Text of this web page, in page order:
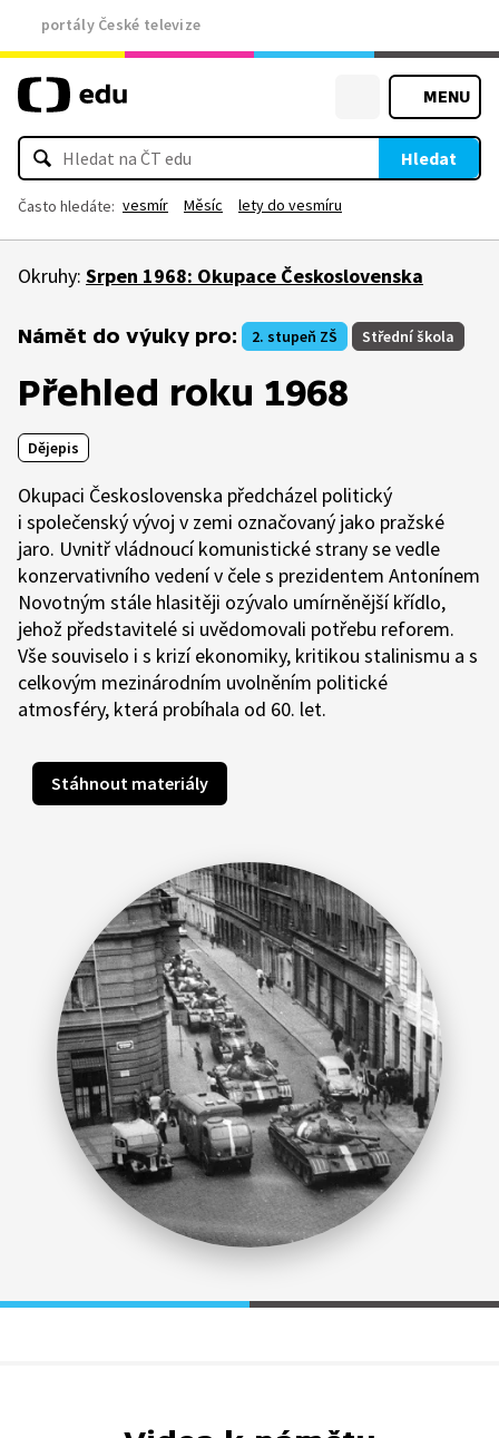
portály České televize
MENU
Hledat
Často hledáte: vesmír Měsíc lety do vesmíru
Okruhy: Srpen 1968: Okupace Československa
Námět do výuky pro: 2. stupeň ZŠ Střední škola
Přehled roku 1968
Dějepis
Okupaci Československa předcházel politický
i společenský vývoj v zemi označovaný jako pražské
jaro. Uvnitř vládnoucí komunistické strany se vedle
konzervativního vedení v čele s prezidentem Antonínem
Novotným stále hlasitěji ozývalo umírněnější křídlo,
jehož představitelé si uvědomovali potřebu reforem.
Vše souviselo i s krizí ekonomiky, kritikou stalinismu a s
celkovým mezinárodním uvolněním politické
atmosféry, která probíhala od 60. let.
Stáhnout materiály